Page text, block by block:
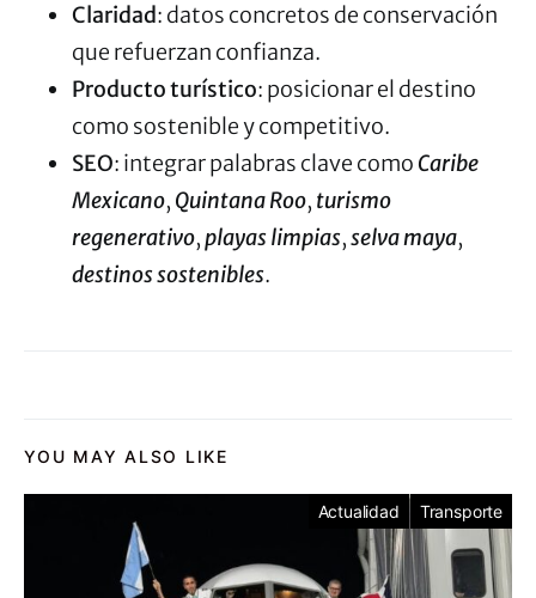
Claridad: datos concretos de conservación
que refuerzan confianza.
Producto turístico: posicionar el destino
como sostenible y competitivo.
SEO: integrar palabras clave como Caribe
Mexicano, Quintana Roo, turismo
regenerativo,playas limpias,selva maya,
destinos sostenibles.
YOU MAY ALSO LIKE
Actualidad Transporte